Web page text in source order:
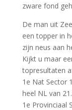
zware fond
De man uit
een topper in
zijn neus aan
Kijkt u maar
topresultaten
1e Nat Sector
heel NL van
1e Provinciaal